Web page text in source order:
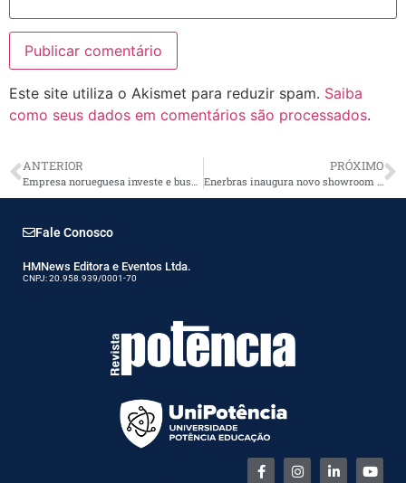
Este site utiliza o Akismet para reduzir spam. Saiba
como seus dados em comentários são processados.
ANTERIOR PRÓXIMO
Fale Conosco
HMNews Editora e Eventos Ltda.
CNPJ: 20.958.939/0001-70